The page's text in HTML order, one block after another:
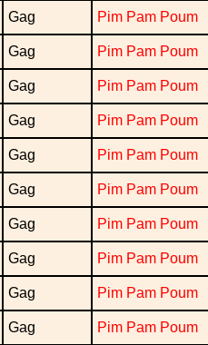
Gag Pim Pam Poum
Gag Pim Pam Poum
Gag Pim Pam Poum
Gag Pim Pam Poum
Gag Pim Pam Poum
Gag Pim Pam Poum
Gag Pim Pam Poum
Gag Pim Pam Poum
Gag Pim Pam Poum
Gag Pim Pam Poum